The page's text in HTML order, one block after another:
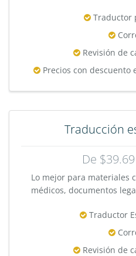
Traductor
Revisión de
Precios con
Traducción
De
Lo mejor para materiales
médicos, documentos
Traductor
Revisión de